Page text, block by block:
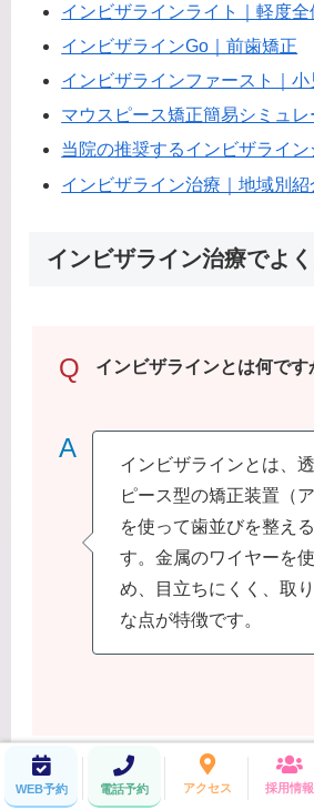
インビザラインライト｜軽度全
インビザラインGo｜前歯矯正
インビザラインファースト｜小
マウスピース矯正簡易シミュレ
当院の推奨するインビザライン
インビザライン治療｜地域別紹
インビザライン治療でよ
Q インビザラインとは何です
A
インビザラインとは、
ピース型の矯正装置（
を使って歯並びを整え
す。金属のワイヤーを
め、目立ちにくく、取
な点が特徴です。
WEB予約 電話予約 アクセス 採用情報